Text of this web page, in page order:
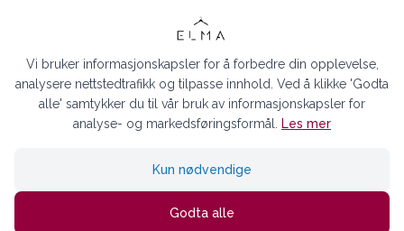
4735 Evje, Norway
- Org. nr. 923370994
Siden driftes avShoplabs
Vi bruker informasjonskapsler for å forbedre din opplevelse,
analysere nettstedtrafikk og tilpasse innhold. Ved å klikke 'Godta
alle' samtykker du til vår bruk av informasjonskapsler for
analyse- og markedsføringsformål.
Les mer
Kun nødvendige
Godta alle